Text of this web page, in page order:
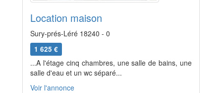
Location maison
Sury-prés-Léré 18240 - 0
1 625 €
...A l'étage cinq chambres, une salle de bains, une
salle d'eau et un wc séparé...
Voir l'annonce